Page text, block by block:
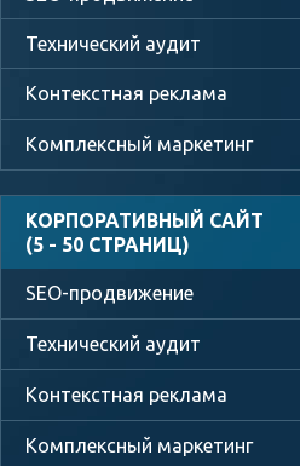
КОРПОРАТИВНЫЙ САЙТ
(5 - 50 СТРАНИЦ)